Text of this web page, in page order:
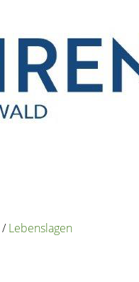
/Lebenslagen